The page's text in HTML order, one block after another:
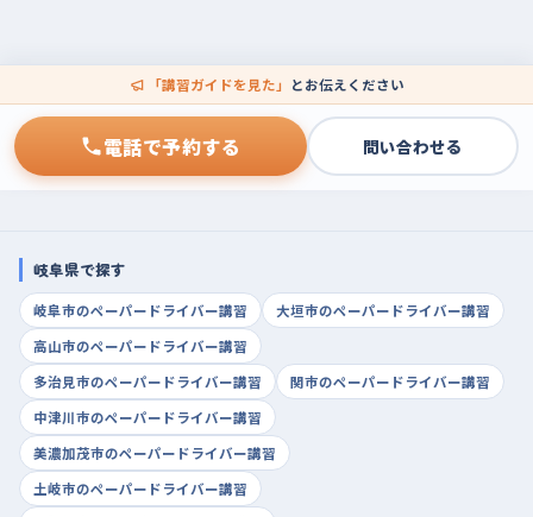
「講習ガイドを見た」 とお伝えください
電話で予約する 問い合わせる
岐阜県で探す
岐阜市のペーパードライバー講習
大垣市のペーパードライバー講習
高山市のペーパードライバー講習
多治見市のペーパードライバー講習
関市のペーパードライバー講習
中津川市のペーパードライバー講習
美濃加茂市のペーパードライバー講習
土岐市のペーパードライバー講習